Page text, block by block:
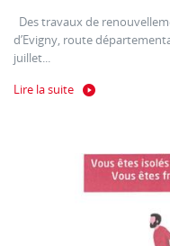
Des travaux de
d’Evigny, route
juillet...
Lire la suite